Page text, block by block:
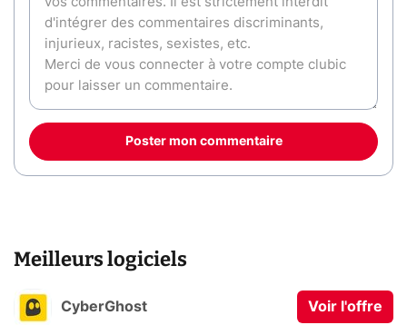
Poster mon commentaire
Meilleurs logiciels
CyberGhost Voir l'offre